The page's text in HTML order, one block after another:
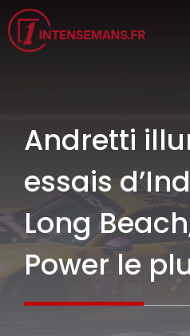
Aller
au
contenu
Andretti
essais
Long
Power le